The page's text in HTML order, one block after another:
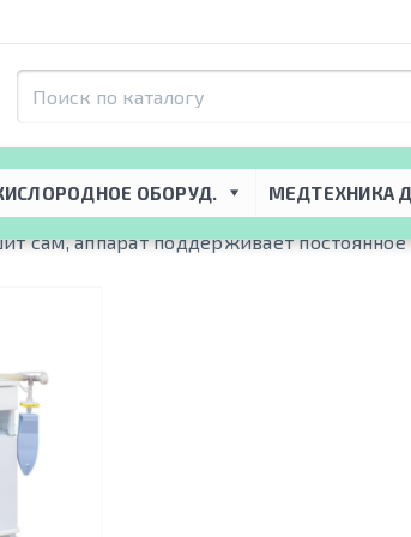
ОБОРУД. МЕДТЕХНИКА
сам, аппарат поддерживает